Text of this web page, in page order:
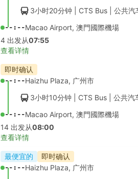
3小时20分钟 | CTS Bus 公共汽
--:--Macao Airport, 澳門國際機場
4 出发从07:55
查看详情
即时确认
--:--Haizhu Plaza, 广州市
3小时10分钟 | CTS Bus 公共汽
--:--Macao Airport, 澳門國際機場
14 出发从08:00
查看详情
最便宜的 即时确认
--:--Haizhu Plaza, 广州市